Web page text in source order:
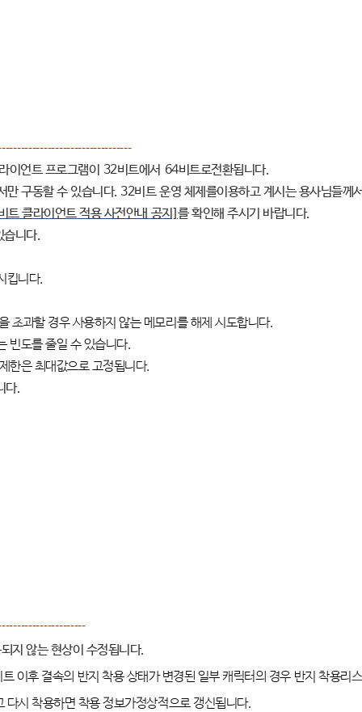
이언트 프로그램이 32비트에서 64비트로전환됩니다.
만 구동할 수 있습니다. 32비트 운영 체제를이용하고 계시는 용사님들께
트 클라이언트 적용 사전안내 공지]를 확인해 주시기 바랍니다.
습니다.
킵니다.
초과할 경우 사용하지 않는 메모리를 해제 시도합니다.
빈도를 줄일 수 있습니다.
한은 최대값으로 고정됩니다.
다.
지 않는 현상이 수정됩니다.
이후 결속의 반지 착용 상태가 변경된 일부 캐릭터의 경우 반지 착용리
다시 착용하면 착용 정보가정상적으로 갱신됩니다.